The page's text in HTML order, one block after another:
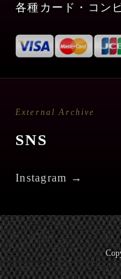
各種カード・コン
External Archive
SNS
Instagram →